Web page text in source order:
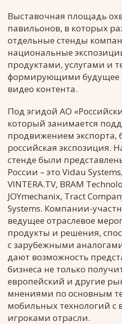
Выставочная площадь
павильонов, в которых
отдельные стенды
национальные
продуктами, услугами и
формирующими будущее
видео контента.
Под эгидой АО
который занимается
продвижением экспорта,
российская экспозиция.
стенде были
России – это Vidau
VINTERA.TV, BRAM
JOYmechanix, Tract
Systems. Компании-
ведущее отраслевое
продукты и решения,
с зарубежными
дают возможность
бизнеса не только
европейский и другие
мнениями по основным
мобильных технологий
игроками отрасли.